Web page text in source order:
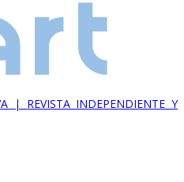
| REVISTA INDEPENDIENTE Y